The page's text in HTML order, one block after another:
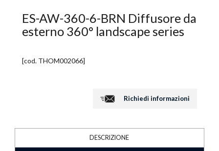
ES-AW-360-6-BRN Diffusore da
esterno 360° landscape series
[cod. THOM002066]
Richiedi informazioni
DESCRIZIONE